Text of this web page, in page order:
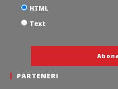
HTML
Text
PARTENERI